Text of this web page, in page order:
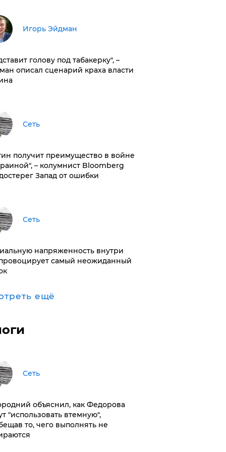
Игорь Эйдман
голову под табакерку", –
описал сценарий краха власти
Сеть
получит преимущество в войне
– колумнист Bloomberg
Запад от ошибки
Сеть
напряженность внутри
самый неожиданный
ещё
Сеть
объяснил, как Федорова
"использовать втемную",
то, чего выполнять не